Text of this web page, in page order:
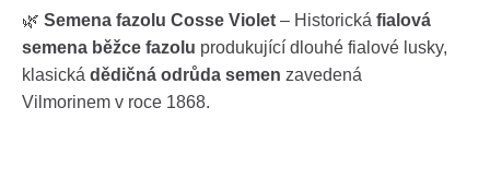
🌿 Semena fazolu Cosse Violet – Historická fialová
semena běžce fazolu produkující dlouhé fialové lusky,
klasická dědičná odrůda semen zavedená
Vilmorinem v roce 1868.